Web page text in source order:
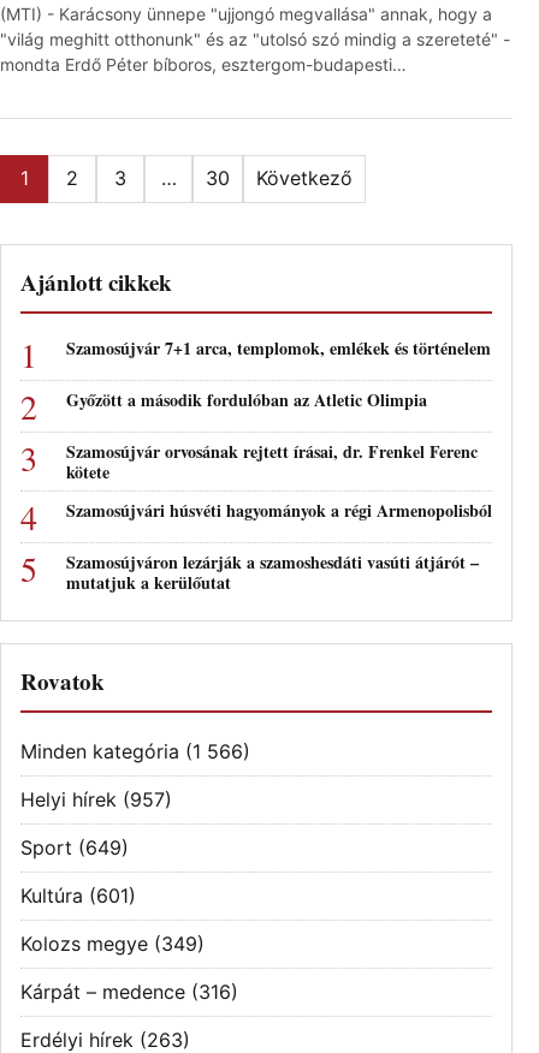
(MTI) - Karácsony ünnepe "ujjongó megvallása" annak, hogy a
"világ meghitt otthonunk" és az "utolsó szó mindig a szereteté" -
mondta Erdő Péter bíboros, esztergom-budapesti…
Bejegyzések lapozása
1 2 3 … 30 Következő
Ajánlott cikkek
Szamosújvár 7+1 arca, templomok, emlékek és történelem
Győzött a második fordulóban az Atletic Olimpia
Szamosújvár orvosának rejtett írásai, dr. Frenkel Ferenc
kötete
Szamosújvári húsvéti hagyományok a régi Armenopolisból
Szamosújváron lezárják a szamoshesdáti vasúti átjárót –
mutatjuk a kerülőutat
Rovatok
Minden kategória (1 566)
Helyi hírek (957)
Sport (649)
Kultúra (601)
Kolozs megye (349)
Kárpát – medence (316)
Erdélyi hírek (263)